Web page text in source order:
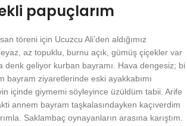
papuçlarım
töreni için Ucuzcu Ali’den aldığımız
az topuklu, burnu açık, gümüş çiçekler var
denk geliyor kurban bayramı. Hava dengesiz; bi
bayram ziyaretlerinde eski ayakkabımı
içinde giymemi söyleyince üzüldüm tabii. Arife
annem bayram taşkalasındayken kaçıverdim
Saklambaç oynayanların arasına karıştım.